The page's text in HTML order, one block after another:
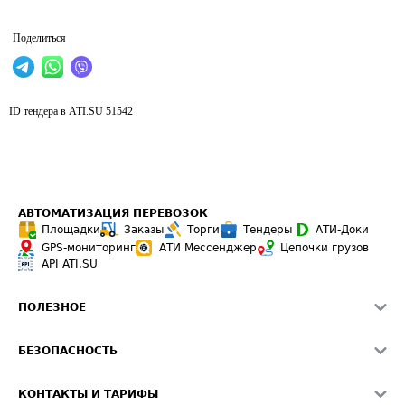
Поделиться
ID тендера в ATI.SU 51542
АВТОМАТИЗАЦИЯ ПЕРЕВОЗОК
Площадки
Заказы Торги Тендеры
АТИ-Доки
GPS-мониторинг
АТИ Мессенджер
Цепочки грузов
API ATI.SU
ПОЛЕЗНОЕ
Звезды ATI.SU на вашем сайте
БЕЗОПАСНОСТЬ
КОНТАКТЫ И ТАРИФЫ